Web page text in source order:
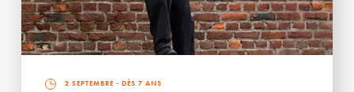
2 SEPTEMBRE - DÈS 7 ANS